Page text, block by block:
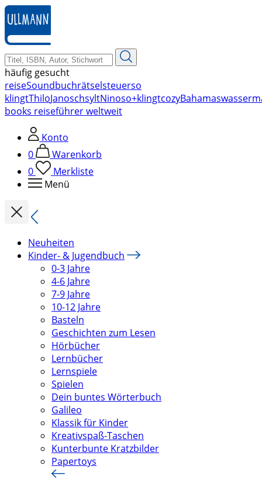
zum
Hauptinhalt
springen
häufig gesucht
reiseSoundbuchrätselsteuerso
klingtThiloJanoschsyltNinoso+klingtcozyBahamas
books reiseführer weltweit
Konto
0
Warenkorb
0
Merkliste
Menü
Neuheiten
Kinder- & Jugendbuch
0-3 Jahre
4-6 Jahre
7-9 Jahre
10-12 Jahre
Basteln
Geschichten zum Lesen
Hörbücher
Lernbücher
Lernspiele
Spielen
Dein buntes Wörterbuch
Galileo
Klassik für Kinder
Kreativspaß-Taschen
Kunterbunte Kratzbilder
Papertoys